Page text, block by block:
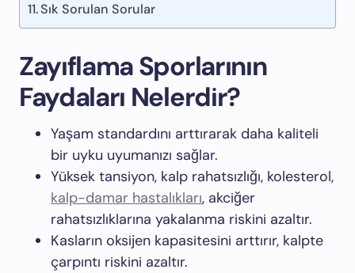
Sık Sorulan Sorular
Zayıflama Sporlarının
Faydaları Nelerdir?
Yaşam standardını arttırarak daha kaliteli
bir uyku uyumanızı sağlar.
Yüksek tansiyon, kalp rahatsızlığı, kolesterol,
kalp-damar hastalıkları, akciğer
rahatsızlıklarına yakalanma riskini azaltır.
Kasların oksijen kapasitesini arttırır, kalpte
çarpıntı riskini azaltır.